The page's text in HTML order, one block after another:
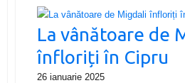
La vânătoare de
înfloriți în Cipru
26 ianuarie 2025